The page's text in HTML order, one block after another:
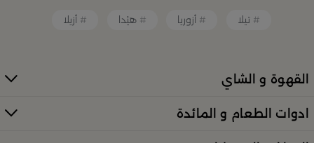
تسوقي أدوات تقديم وضيافة راقية في
تيلا أزوريا هيْدا أزيلا
القهوة و الشاي
ادوات الطعام و المائدة